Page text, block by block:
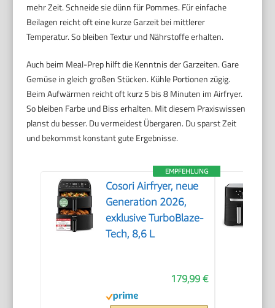
mehr Zeit. Schneide sie dünn für Pommes. Für einfache
Beilagen reicht oft eine kurze Garzeit bei mittlerer
Temperatur. So bleiben Textur und Nährstoffe erhalten.
Auch beim Meal-Prep hilft die Kenntnis der Garzeiten. Gare
Gemüse in gleich großen Stücken. Kühle Portionen zügig.
Beim Aufwärmen reicht oft kurz 5 bis 8 Minuten im Airfryer.
So bleiben Farbe und Biss erhalten. Mit diesem Praxiswissen
planst du besser. Du vermeidest Übergaren. Du sparst Zeit
und bekommst konstant gute Ergebnisse.
EMPFEHLUNG
Cosori Airfryer, neue
Generation 2026,
exklusive TurboBlaze-
Tech, 8,6 L
179,99 €